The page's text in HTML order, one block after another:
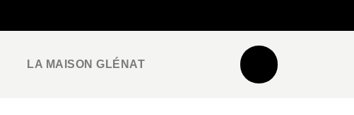
LA MAISON GLÉNAT